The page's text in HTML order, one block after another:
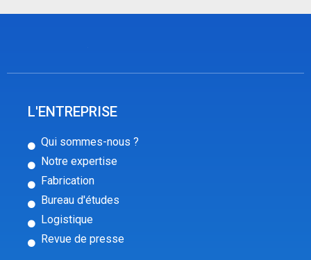
L'ENTREPRISE
Qui sommes-nous ?
Notre expertise
Fabrication
Bureau d'études
Logistique
Revue de presse